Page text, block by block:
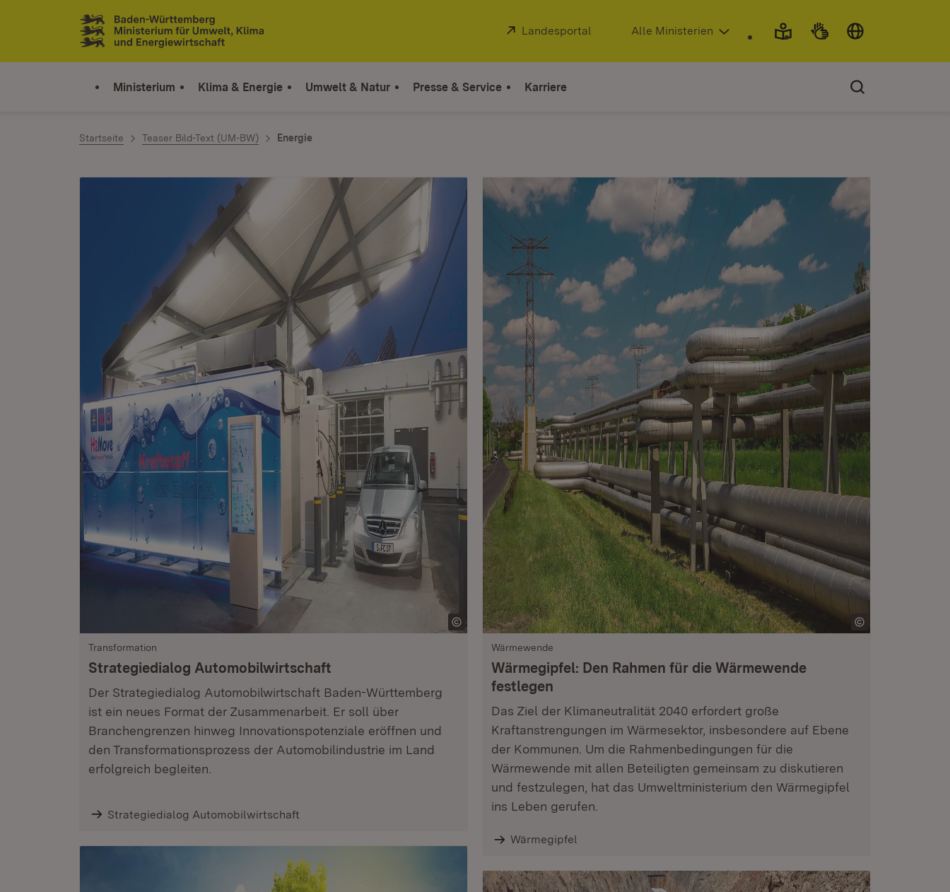
Zum Inhalt springen
Link zur Startseite
Extern:
Landesportal (Öffnet in neuem Fenster)
Alle Ministerien
Ministerium Klima & Energie Umwelt & Natur Presse & Service Karriere
Startseite Teaser Bild-Text (UM-BW) Energie
Transformation
Strategiedialog Automobilwirtschaft
Der Strategiedialog Automobilwirtschaft Baden-Württemberg
ist ein neues Format der Zusammenarbeit. Er soll über
Branchengrenzen hinweg Innovationspotenziale eröffnen und
den Transformationsprozess der Automobilindustrie im Land
erfolgreich begleiten.
Strategiedialog Automobilwirtschaft
Wärmewende
Wärmegipfel: Den Rahmen für die Wärmewende
festlegen
Das Ziel der Klimaneutralität 2040 erfordert große
Kraftanstrengungen im Wärmesektor, insbesondere auf Ebene
der Kommunen. Um die Rahmenbedingungen für die
Wärmewende mit allen Beteiligten gemeinsam zu diskutieren
und festzulegen, hat das Umweltministerium den Wärmegipfel
ins Leben gerufen.
Wärmegipfel